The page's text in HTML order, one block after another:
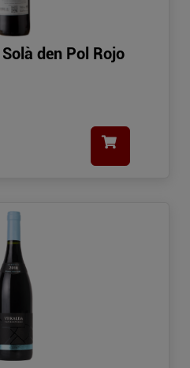
den Pol Rojo